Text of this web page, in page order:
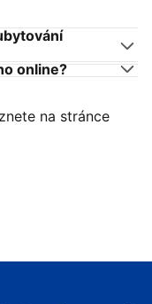
online?
na stránce